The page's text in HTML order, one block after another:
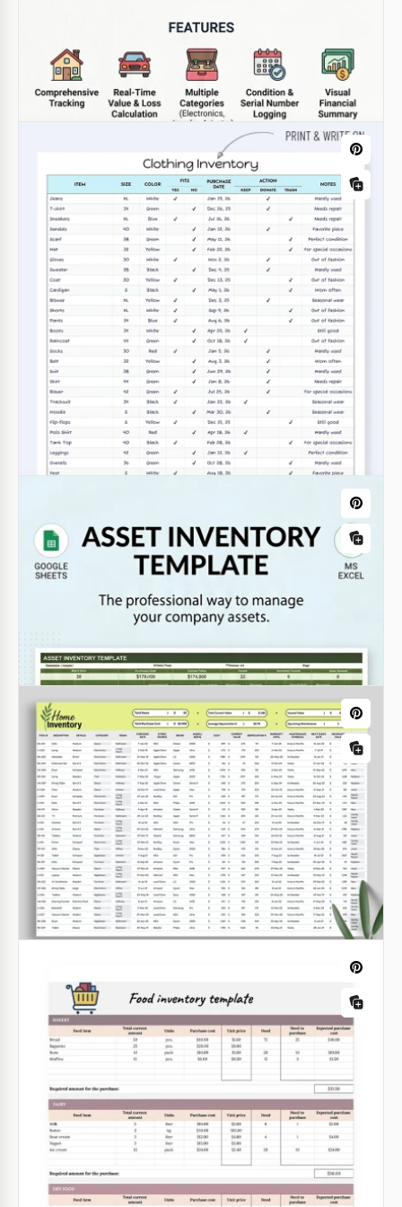
Google Sheets
Modello di inventario domestico
Tracker Foglio di calcolo
Google Sheets
Modello di inventario dei beni personali
Google Sheets